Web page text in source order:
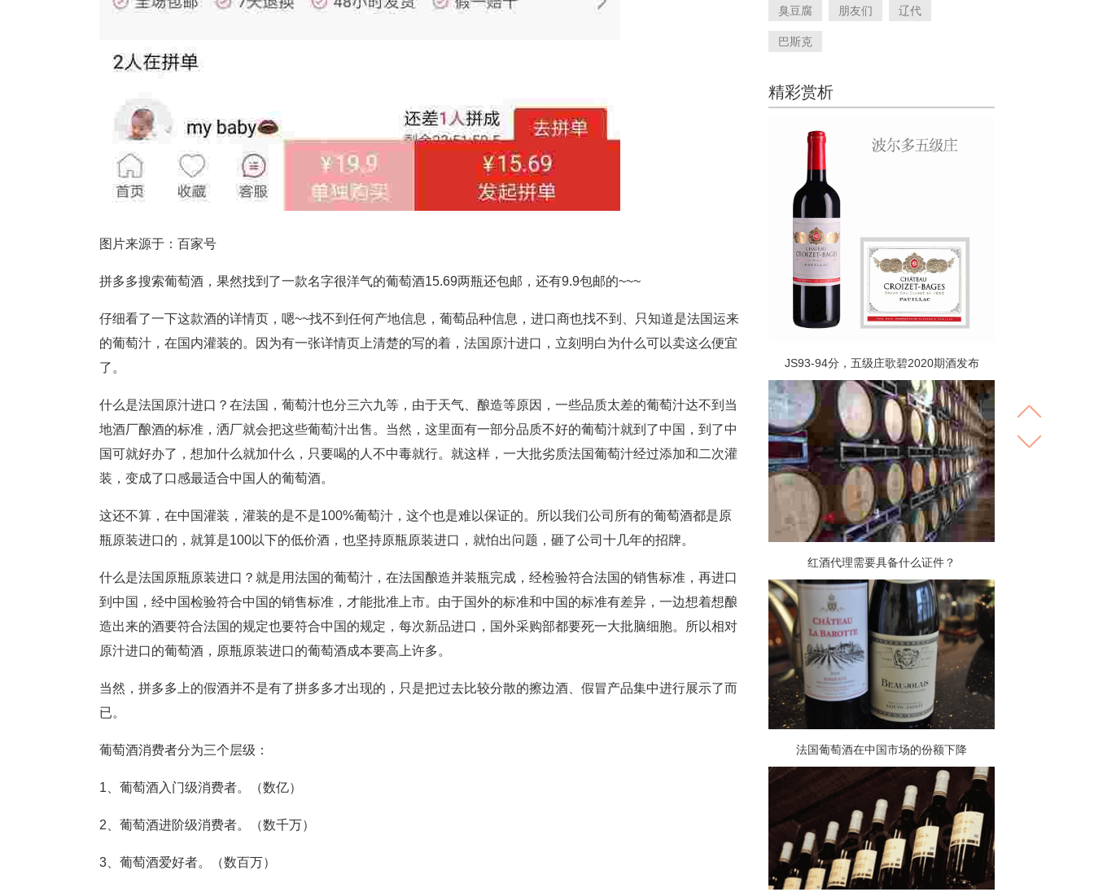
图片来源于：百家号
拼多多搜索葡萄酒，果然找到了一款名字很洋气的葡萄酒15.69两瓶还包邮，还有9.9包邮的~~~
仔细看了一下这款酒的详情页，嗯~~找不到任何产地信息，葡萄品种信息，进口商也找不到、只知道是法国运来
的葡萄汁，在国内灌装的。因为有一张详情页上清楚的写的着，法国原汁进口，立刻明白为什么可以卖这么便宜
了。
什么是法国原汁进口？在法国，葡萄汁也分三六九等，由于天气、酿造等原因，一些品质太差的葡萄汁达不到当
地酒厂酿酒的标准，洒厂就会把这些葡萄汁出售。当然，这里面有一部分品质不好的葡萄汁就到了中国，到了中
国可就好办了，想加什么就加什么，只要喝的人不中毒就行。就这样，一大批劣质法国葡萄汁经过添加和二次灌
装，变成了口感最适合中国人的葡萄酒。
这还不算，在中国灌装，灌装的是不是100%葡萄汁，这个也是难以保证的。所以我们公司所有的葡萄酒都是原
瓶原装进口的，就算是100以下的低价酒，也坚持原瓶原装进口，就怕出问题，砸了公司十几年的招牌。
什么是法国原瓶原装进口？就是用法国的葡萄汁，在法国酿造并装瓶完成，经检验符合法国的销售标准，再进口
到中国，经中国检验符合中国的销售标准，才能批准上市。由于国外的标准和中国的标准有差异，一边想着想酿
造出来的酒要符合法国的规定也要符合中国的规定，每次新品进口，国外采购部都要死一大批脑细胞。所以相对
原汁进口的葡萄酒，原瓶原装进口的葡萄酒成本要高上许多。
当然，拼多多上的假酒并不是有了拼多多才出现的，只是把过去比较分散的擦边酒、假冒产品集中进行展示了而
已。
葡萄酒消费者分为三个层级：
1、葡萄酒入门级消费者。（数亿）
2、葡萄酒进阶级消费者。（数千万）
3、葡萄酒爱好者。（数百万）
臭豆腐 朋友们 辽代
巴斯克
精彩赏析
JS93-94分，五级庄歌碧2020期酒发布
红酒代理需要具备什么证件？
法国葡萄酒在中国市场的份额下降